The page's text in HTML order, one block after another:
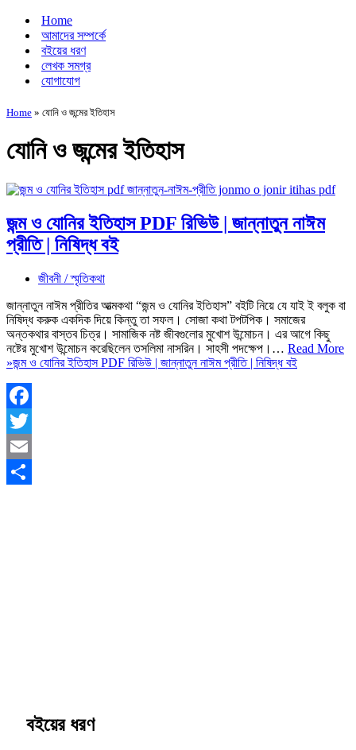
Home
আমাদের সম্পর্কে
বইয়ের ধরণ
লেখক সমগ্র
যোগাযোগ
Home » যোনি ও জন্মের ইতিহাস
যোনি ও জন্মের ইতিহাস
জন্ম ও যোনির ইতিহাস PDF রিভিউ | জান্নাতুন নাঈম
প্রীতি | নিষিদ্ধ বই
জীবনী / স্মৃতিকথা
জান্নাতুন নাঈম প্রীতির আত্মকথা “জন্ম ও যোনির ইতিহাস” বইটি নিয়ে যে যাই ই বলুক বা
নিষিদ্ধ করুক একদিক দিয়ে কিন্তু তা সফল। সোজা কথা টপটপিক। সমাজের
অন্তকথার বাস্তব চিত্র। সামাজিক নষ্ট জীবগুলোর মুখোশ উন্মোচন। এর আগে কিছু
নষ্টের মুখোশ উন্মোচন করেছিলেন তসলিমা নাসরিন। সাহসী পদক্ষেপ।… Read More
»জন্ম ও যোনির ইতিহাস PDF রিভিউ | জান্নাতুন নাঈম প্রীতি | নিষিদ্ধ বই
Facebook
Twitter
Email
বইয়ের ধরণ